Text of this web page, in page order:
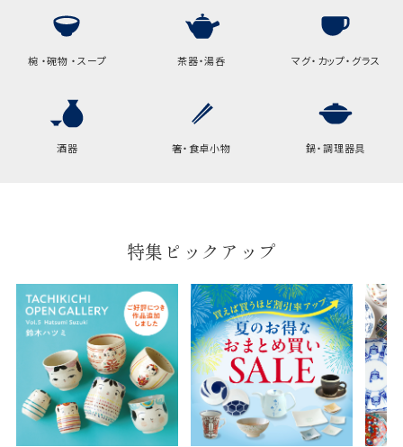
高さ
32.5cm
横
22cm
幅
袋のサイズは当店で最適なものをご用意いたしま
す。
ご提供枚数の上限はご注文商品数となります。
天掛け包装、ギフト袋対応の商品にはおつけでき
ません。
※犬猫時計には、手提袋をお付けできません
椀 ・碗物 ・スープ 茶器・湯呑 マグ・カップ・グラス
酒器 箸・食卓小物 鍋・調理器具
特集ピックアップ